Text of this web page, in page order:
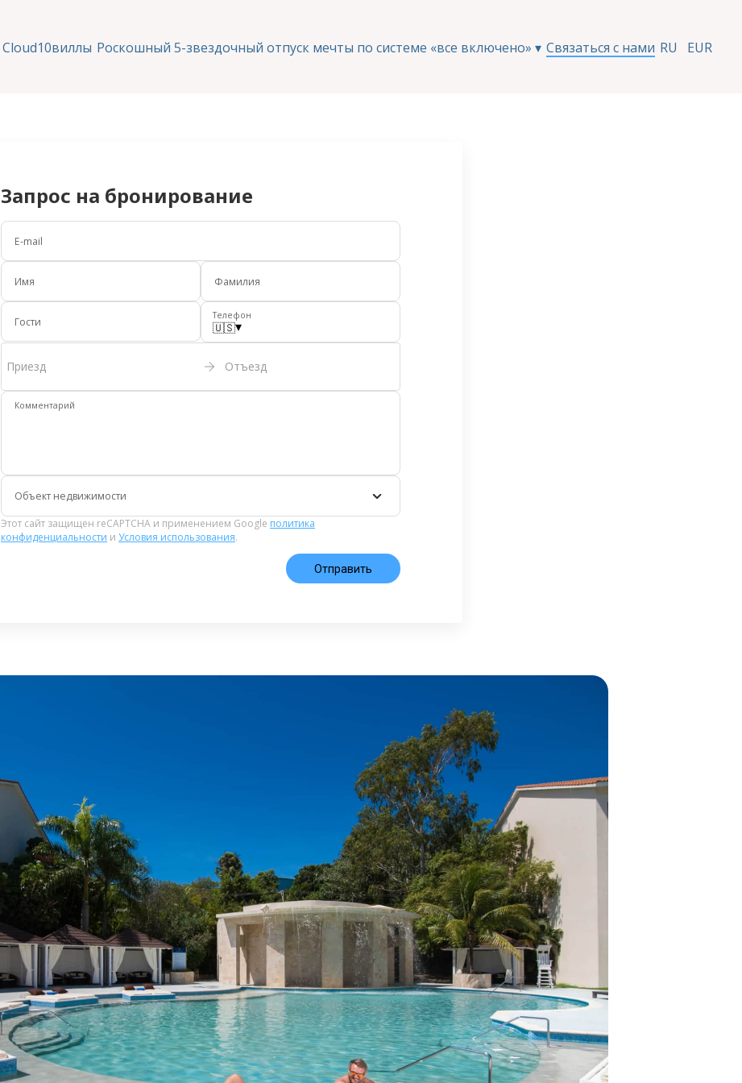
Cloud10виллы Роскошный 5-звездочный отпуск мечты по системе «все включено» ▾ Связаться с нами RU EUR
Запрос на бронирование
E-mail
Имя Фамилия
Гости
Телефон
🇺🇸▾
Приезд Отъезд
Комментарий
Объект недвижимости
Этот сайт защищен reCAPTCHA и применением Google политика
конфиденциальности и Условия использования.
Отправить